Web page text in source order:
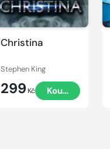
Christina
Stephen King
299 Kč Koupit